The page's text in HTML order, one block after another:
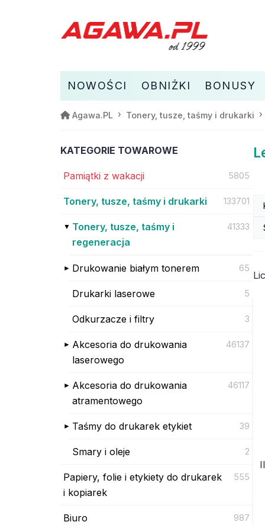
NOWOŚCI OBNIŻKI BONUSY
Agawa.PL Tonery, tusze, taśmy i drukarki
KATEGORIE TOWAROWE
Pamiątki z wakacji 5805
Tonery, tusze, taśmy i drukarki 133701
Tonery, tusze, taśmy i
regeneracja
41333
Drukowanie białym tonerem 65
Drukarki laserowe 5
Odkurzacze i filtry 3
Akcesoria do drukowania
laserowego
46137
Akcesoria do drukowania
atramentowego
46117
Taśmy do drukarek etykiet 39
Smary i oleje 2
Papiery, folie i etykiety do drukarek
i kopiarek
555
Biuro 987